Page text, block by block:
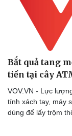
Phòng mạch online
Ăn sạch sống khỏe
Bắt quả tang
tiền tại cây
VOV.VN - Lực
tính xách tay, máy
dùng để lấy trộm